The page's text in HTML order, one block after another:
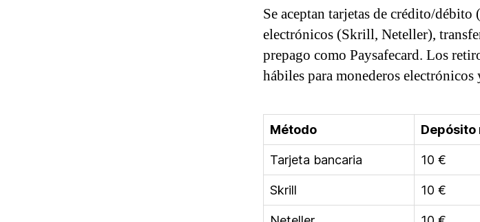
Se aceptan tarjetas de crédito/
electrónicos (Skrill, Neteller),
prepago como Paysafecard. Los
hábiles para monederos electrónicos
Método Depósito
Tarjeta bancaria 10 €
Skrill 10 €